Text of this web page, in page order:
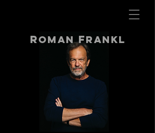
RomanFrankl